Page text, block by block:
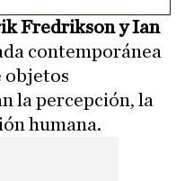
Fredrikson y Ian
contemporánea
objetos
la percepción, la
humana.